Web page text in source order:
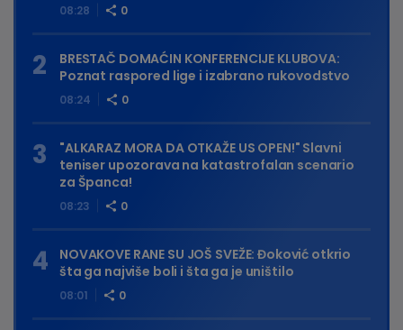
08:28 0
08:24 0
BRESTAČ DOMAĆIN KONFERENCIJE KLUBOVA:
Poznat raspored lige i izabrano rukovodstvo
08:23 0
"ALKARAZ MORA DA OTKAŽE US OPEN!" Slavni
teniser upozorava na katastrofalan scenario
za Španca!
08:01 0
NOVAKOVE RANE SU JOŠ SVEŽE: Đoković otkrio
šta ga najviše boli i šta ga je uništilo